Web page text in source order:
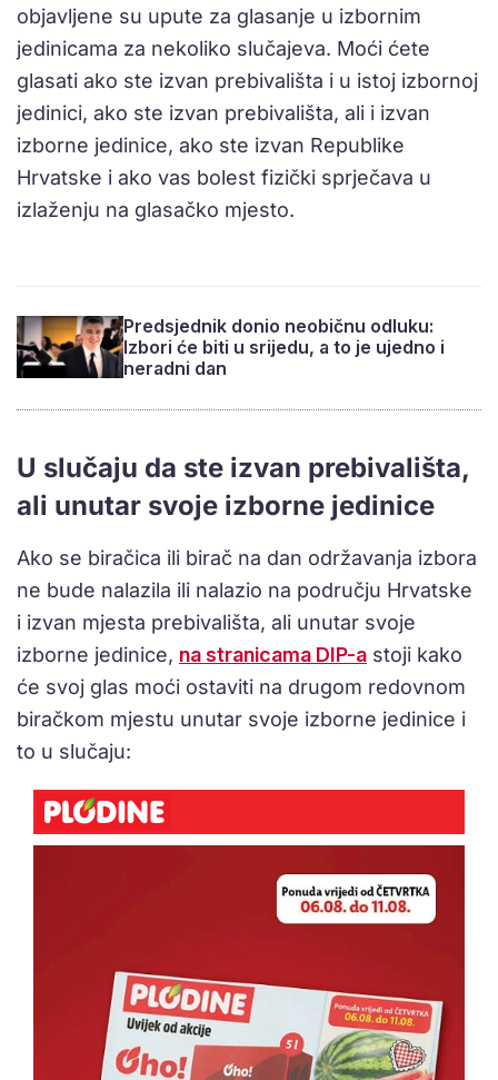
objavljene su upute za glasanje u izbornim
jedinicama za nekoliko slučajeva. Moći ćete
glasati ako ste izvan prebivališta i u istoj izbornoj
jedinici, ako ste izvan prebivališta, ali i izvan
izborne jedinice, ako ste izvan Republike
Hrvatske i ako vas bolest fizički sprječava u
izlaženju na glasačko mjesto.
Predsjednik donio neobičnu odluku:
Izbori će biti u srijedu, a to je ujedno i
neradni dan
U slučaju da ste izvan prebivališta,
ali unutar svoje izborne jedinice
Ako se biračica ili birač na dan održavanja izbora
ne bude nalazila ili nalazio na području Hrvatske
i izvan mjesta prebivališta, ali unutar svoje
izborne jedinice, na stranicama DIP-a stoji kako
će svoj glas moći ostaviti na drugom redovnom
biračkom mjestu unutar svoje izborne jedinice i
to u slučaju: